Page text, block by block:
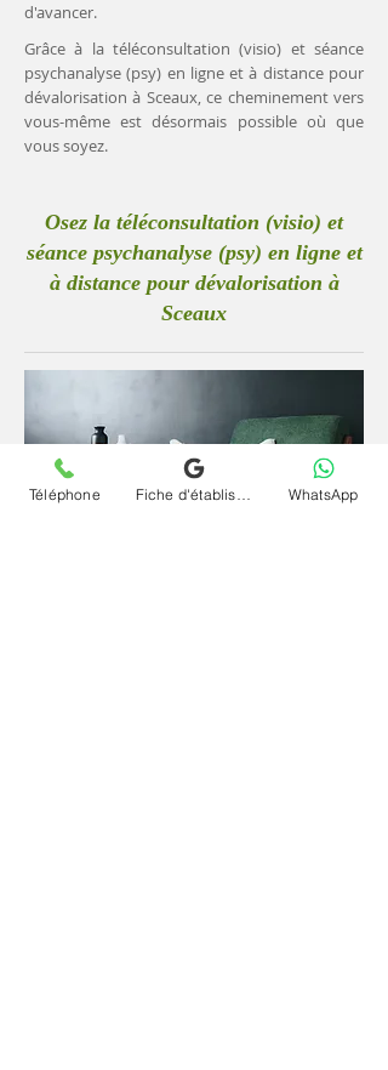
d'avancer.
Grâce à la téléconsultation (visio) et séance
psychanalyse (psy) en ligne et à distance pour
dévalorisation à Sceaux, ce cheminement vers
vous-même est désormais possible où que
vous soyez.
Osez la téléconsultation (visio) et
séance psychanalyse (psy) en ligne et
à distance pour dévalorisation à
Sceaux
Téléphone WhatsApp